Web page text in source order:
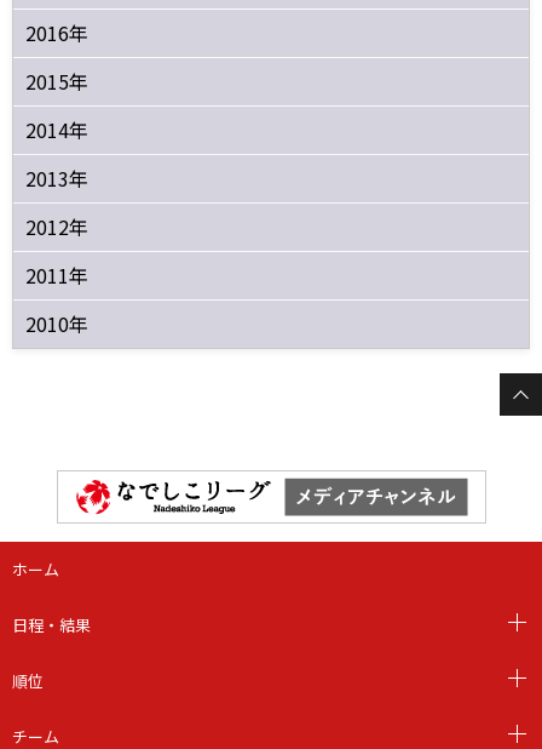
2016年
2015年
2014年
2013年
2012年
2011年
2010年
ホーム
日程・結果
順位
チーム